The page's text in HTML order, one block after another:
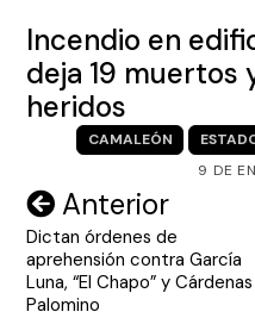
Incendio en
deja 19 muertos
heridos
CAMALEÓN
9 DE
Navegación
de
entradas
Anterior
Dictan órdenes de
aprehensión contra García
Luna, “El Chapo” y Cárdenas
Palomino